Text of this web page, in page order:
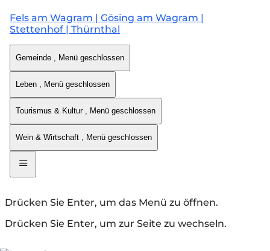
Fels am Wagram | Gösing am Wagram |
Stettenhof | Thürnthal
Gemeinde , Menü geschlossen
Leben , Menü geschlossen
Tourismus & Kultur , Menü geschlossen
Wein & Wirtschaft , Menü geschlossen
Drücken Sie Enter, um das Menü zu öffnen.
Drücken Sie Enter, um zur Seite zu wechseln.